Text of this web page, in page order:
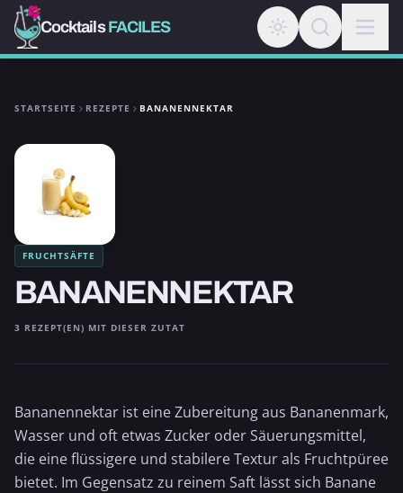
CocktailsFACILES
STARTSEITE REZEPTE BANANENNEKTAR
FRUCHTSÄFTE
BANANENNEKTAR
3 REZEPT(EN) MIT DIESER ZUTAT
Bananennektar ist eine Zubereitung aus Bananenmark,
Wasser und oft etwas Zucker oder Säuerungsmittel,
die eine flüssigere und stabilere Textur als Fruchtpüree
bietet. Im Gegensatz zu reinem Saft lässt sich Banane